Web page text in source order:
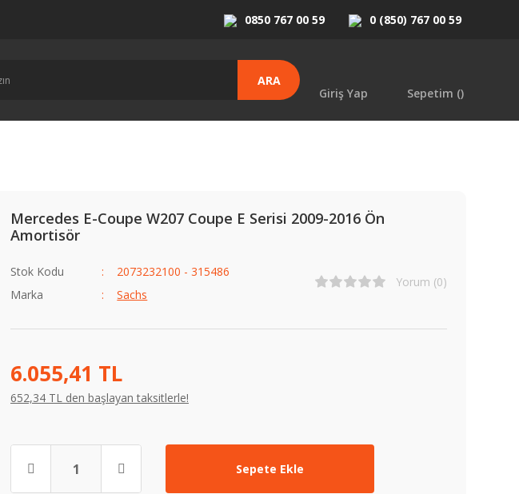
0850 767 00 59 0 (850) 767 00 59
ARA
Giriş Yap
Sepetim ()
Mercedes E-Coupe W207 Coupe E Serisi 2009-2016 Ön
Amortisör
Stok Kodu
2073232100 - 315486
Marka
Sachs
Yorum (0)
6.055,41 TL
652,34 TL den başlayan taksitlerle!
Sepete Ekle